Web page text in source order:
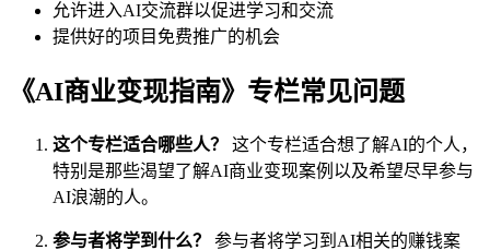
允许进入AI交流群以促进学习和交流
提供好的项目免费推广的机会
《AI商业变现指南》专栏常见问题
这个专栏适合哪些人？
这个专栏适合想了解AI的个人，
特别是那些渴望了解AI商业变现案例以及希望尽早参与
AI浪潮的人。
参与者将学到什么？ 参与者将学习到AI相关的赚钱案